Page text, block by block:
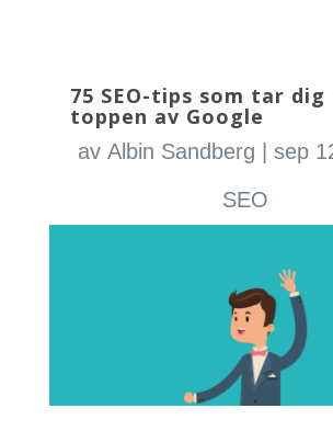
75 SEO-tips som tar
toppen av Google
av Albin Sandberg sep
SEO